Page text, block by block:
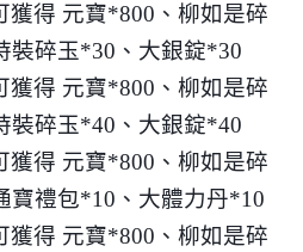
獲得 元寶*800 、柳如是碎
裝碎玉*30 、大銀錠*30
獲得 元寶*800 、柳如是碎
裝碎玉*40 、大銀錠*40
獲得 元寶*800 、柳如是碎
寶禮包*10 、大體力丹*10
獲得 元寶*800 、柳如是碎